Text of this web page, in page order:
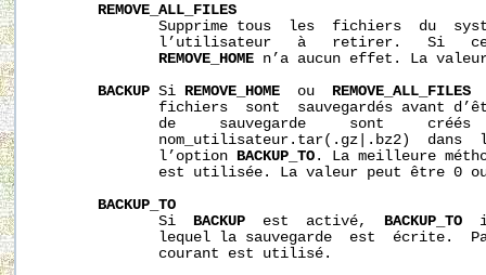
REMOVE_ALL_FILES
Supprime tous  les  fichiers  du
l’utilisateur   à   retirer.   Si
REMOVE_HOME n’a aucun effet. La
BACKUP Si REMOVE_HOME
  ou
REMOVE_ALL_FILES
fichiers  sont  sauvegardés avant
de     sauvegarde     sont     créés
nom_utilisateur.tar(.gz|.bz2)  dans
              l’option
BACKUP_TO . La meilleure
est utilisée. La valeur peut être 0
BACKUP_TO
              Si
BACKUP
  est  activé,
BACKUP_TO
lequel la sauvegarde  est  écrite.
              courant est utilisé.